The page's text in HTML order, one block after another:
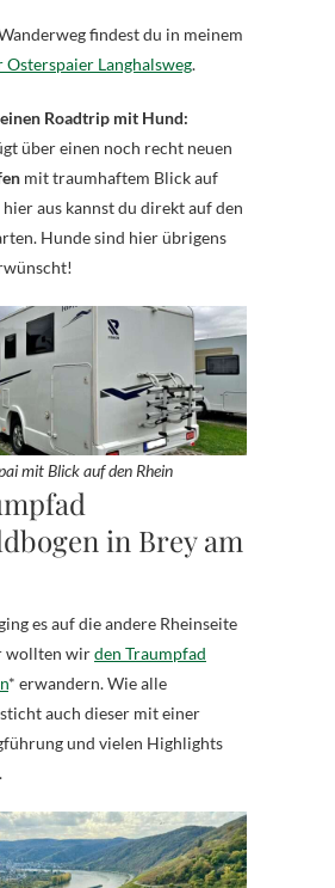
findest du in meinem
Osterspaier Langhalsweg.
Roadtrip mit Hund:
über einen noch recht neuen
mit traumhaftem Blick auf
hier aus kannst du direkt auf den
Hunde sind hier übrigens
mit Blick auf den Rhein
in Brey am
es auf die andere Rheinseite
wollten wirden Traumpfad
* erwandern. Wie alle
auch dieser mit einer
und vielen Highlights